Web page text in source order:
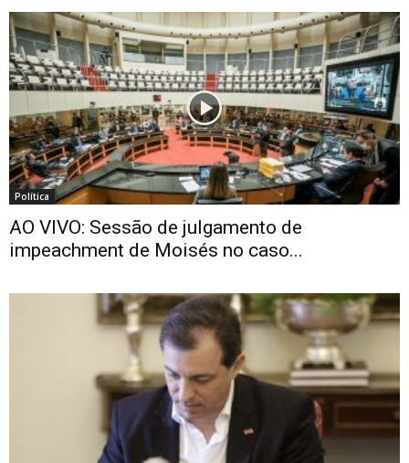
Política
AO VIVO: Sessão de julgamento de
impeachment de Moisés no caso...